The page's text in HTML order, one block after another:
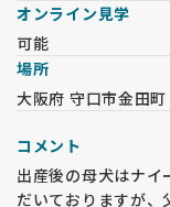
オンライン見学
可能
場所
大阪府 守口市金田町
コメント
出産後の母犬はナイ
だいておりますが、